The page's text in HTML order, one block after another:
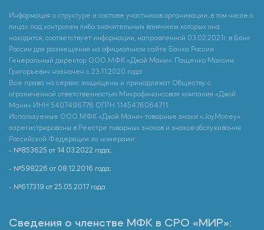
Информация о структуре и составе участников организации, в том числе о
лицах под контролем либо значительным влиянием которых она
находится, соответствует информации, направленной 03.02.2021г. в Банк
России для размещения на официальном сайте Банка России
Генеральный директор ООО МФК «Джой Мани»: Пащенко Максим
Григорьевич назначен с 23.11.2020 года
Все права на сервис защищены и принадлежат Обществу с
ограниченной ответственностью Микрофинансовая компания «Джой
Мани» ИНН 5407496776 ОГРН 1145476064711
Используемые ООО МФК «Джой Мани» товарные знаки «JoyMoney»
зарегистрированы в Реестре товарных знаков и знаков обслуживания
Российской Федерации за номерами:
- №853625 от 14.03.2022 года;
- №598226 от 08.12.2016 года;
- №617319 от 25.05.2017 года.
Сведения о членстве МФК в СРО «МИР»: